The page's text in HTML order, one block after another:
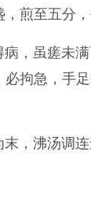
，煎至五分
，虽瘥未
拘急，手
，沸汤调